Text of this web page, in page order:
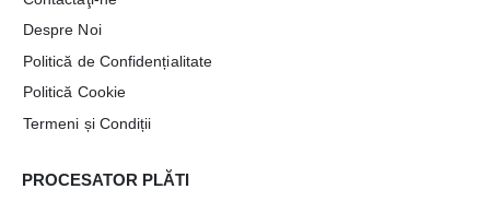
Despre Noi
Politică de Confidențialitate
Politică Cookie
Termeni și Condiții
PROCESATOR PLĂTI